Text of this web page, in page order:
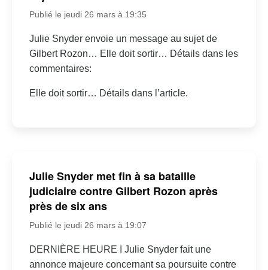
Publié le jeudi 26 mars à 19:35
Julie Snyder envoie un message au sujet de
Gilbert Rozon… Elle doit sortir… Détails dans les
commentaires:
Elle doit sortir… Détails dans l’article.
Julie Snyder met fin à sa bataille
judiciaire contre Gilbert Rozon après
près de six ans
Publié le jeudi 26 mars à 19:07
DERNIÈRE HEURE I Julie Snyder fait une
annonce majeure concernant sa poursuite contre